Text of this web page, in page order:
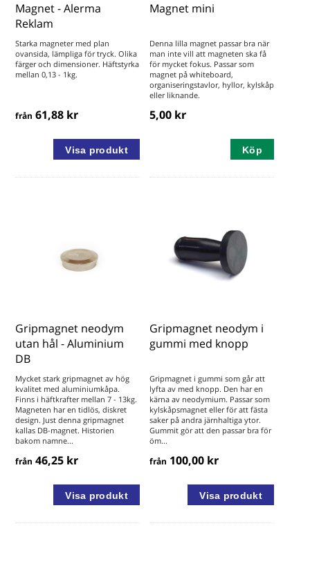
Magnet - Alerma
Reklam
Starka magneter med plan
ovansida, lämpliga för tryck. Olika
färger och dimensioner. Häftstyrka
mellan 0,13 - 1kg.
från 61,88 kr
Magnet mini
Denna lilla magnet passar bra när
man inte vill att magneten ska få
för mycket fokus. Passar som
magnet på whiteboard,
organiseringstavlor, hyllor, kylskåp
eller liknande.
5,00 kr
Köp
Gripmagnet neodym
utan hål - Aluminium
DB
Mycket stark gripmagnet av hög
kvalitet med aluminiumkåpa.
Finns i häftkrafter mellan 7 - 13kg.
Magneten har en tidlös, diskret
design. Just denna gripmagnet
kallas DB-magnet. Historien
bakom namne...
från 46,25 kr
Gripmagnet neodym i
gummi med knopp
Gripmagnet i gummi som går att
lyfta av med knopp. Den har en
kärna av neodymium. Passar som
kylskåpsmagnet eller för att fästa
saker på andra järnhaltiga ytor.
Gummit gör att den passar bra för
öm...
från 100,00 kr